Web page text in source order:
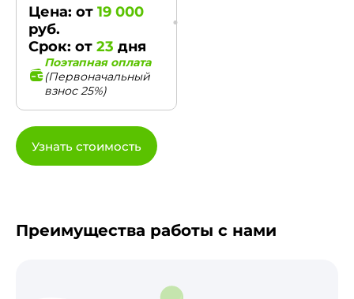
Цена: от 19 000
руб.
Срок: от 23 дня
Поэтапная оплата
(Первоначальный
взнос 25%)
Узнать стоимость
Преимущества работы с нами